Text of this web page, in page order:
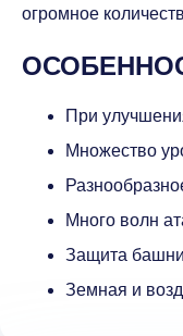
огромное
При
Множество
Много волн
Защита башни
Земная и